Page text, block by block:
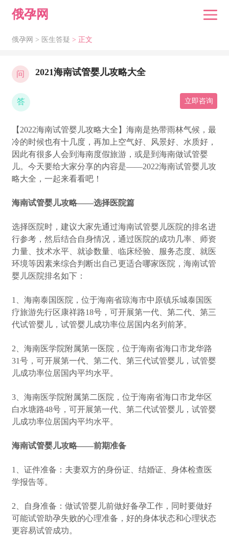
俄孕网
俄孕网 > 医生答疑 > 正文
问 2021海南试管婴儿攻略大全
答 立即咨询
【2022海南试管婴儿攻略大全】海南是热带雨林气候，最
冷的时候也有十几度，再加上空气好、风景好、水质好，
因此有很多人会到海南度假旅游，或是到海南做试管婴
儿。今天要给大家分享的内容是——2022海南试管婴儿攻
略大全，一起来看看吧！
海南试管婴儿攻略——选择医院篇
选择医院时，建议大家先通过海南试管婴儿医院的排名进
行参考，然后结合自身情况，通过医院的成功几率、师资
力量、技术水平、就诊数量、临床经验、服务态度、就医
环境等因素来综合判断出自己更适合哪家医院，海南试管
婴儿医院排名如下：
1、海南泰国医院，位于海南省琼海市中原镇乐城泰国医
疗旅游先行区康祥路18号，可开展第一代、第二代、第三
代试管婴儿，试管婴儿成功率位居国内名列前茅。
2、海南医学院附属第一医院，位于海南省海口市龙华路
31号，可开展第一代、第二代、第三代试管婴儿，试管婴
儿成功率位居国内平均水平。
3、海南医学院附属第二医院，位于海南省海口市龙华区
白水塘路48号，可开展第一代、第二代试管婴儿，试管婴
儿成功率位居国内平均水平。
海南试管婴儿攻略——前期准备
1、证件准备：夫妻双方的身份证、结婚证、身体检查医
学报告等。
2、自身准备：做试管婴儿前做好备孕工作，同时要做好
可能试管助孕失败的心理准备，好的身体状态和心理状态
更容易试管成功。